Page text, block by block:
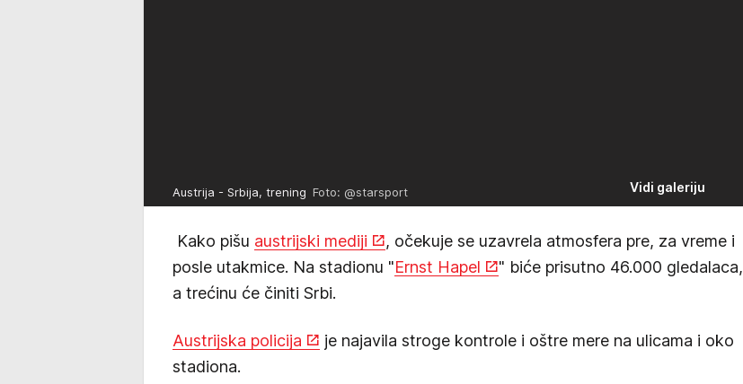
Vidi galeriju
Austrija - Srbija, trening Foto: @starsport
Kako pišu austrijski mediji
, očekuje se uzavrela atmosfera pre, za vreme i
posle utakmice. Na stadionu "Ernst Hapel
" biće prisutno 46.000 gledalaca,
a trećinu će činiti Srbi.
Austrijska policija
je najavila stroge kontrole i oštre mere na ulicama i oko
stadiona.